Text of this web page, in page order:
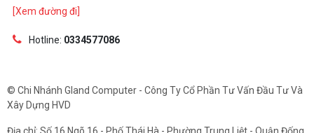
[Xem đường đi]
Hotline: 0334577086
© Chi Nhánh Gland Computer - Công Ty Cổ Phần Tư Vấn Đầu Tư Và
Xây Dựng HVD
Địa chỉ: Số 16 Ngõ 16 - Phố Thái Hà - Phường Trung Liệt - Quận Đống